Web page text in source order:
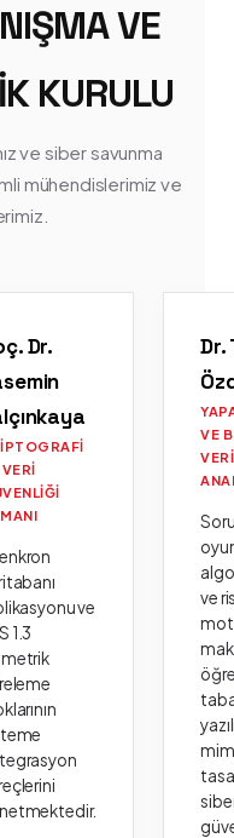
VE
KURULU
ve siber savunma
mühendislerimiz ve
Dr.
ve
1.3
Dr.
VE
VERI
ve